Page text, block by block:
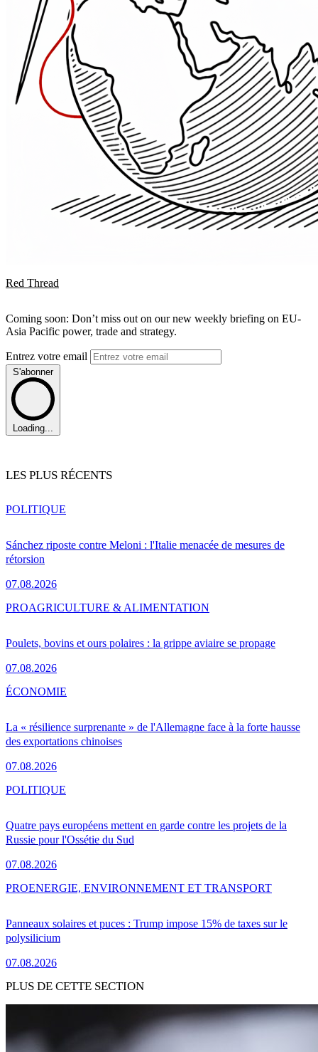
Red Thread
Coming soon: Don’t miss out on our new weekly briefing on EU-
Asia Pacific power, trade and strategy.
Entrez votre email
S'abonner
Loading...
LES PLUS RÉCENTS
Sánchez riposte contre Meloni : l'Italie menacée de mesures de
rétorsion
07.08.2026
POLITIQUE
Poulets, bovins et ours polaires : la grippe aviaire se propage
07.08.2026
PROAGRICULTURE & ALIMENTATION
La « résilience surprenante » de l'Allemagne face à la forte hausse
des exportations chinoises
07.08.2026
ÉCONOMIE
Quatre pays européens mettent en garde contre les projets de la
Russie pour l'Ossétie du Sud
07.08.2026
POLITIQUE
Panneaux solaires et puces : Trump impose 15% de taxes sur le
polysilicium
07.08.2026
PROENERGIE, ENVIRONNEMENT ET TRANSPORT
PLUS DE CETTE SECTION